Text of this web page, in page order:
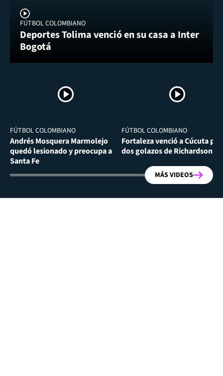
FÚTBOL COLOMBIANO
Deportes Tolima venció en su casa a Inter
Bogotá
FÚTBOL COLOMBIANO
Andrés Mosquera Marmolejo
quedó lesionado y preocupa a
Santa Fe
FÚTBOL COLOMBIANO
Fortaleza venció a Cúcuta por
dos golazos de Richardson
MÁS VIDEOS